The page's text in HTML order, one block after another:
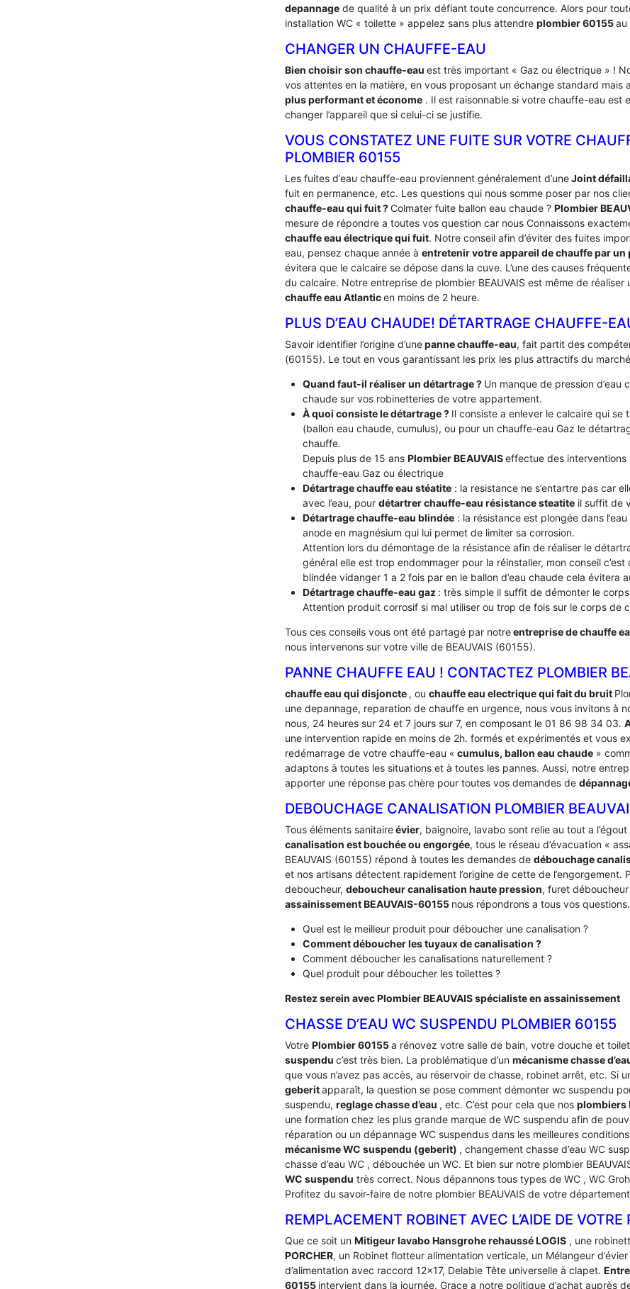
depannage de qualité à un prix défiant toute concurrence. Alors pour
installation WC « toilette » appelez sans plus attendre plombier 60155au
CHANGER UN CHAUFFE-EAU
Bien choisir son chauffe-eau est très important « Gaz ou électrique » !
vos attentes en la matière, en vous proposant un échange standard mais
plus performant et économe . Il est raisonnable si votre chauffe-eau est
changer l’appareil que si celui-ci se justifie.
VOUS CONSTATEZ UNE FUITE SUR VOTRE
PLOMBIER 60155
Les fuites d’eau chauffe-eau proviennent généralement d’uneJoint
fuit en permanence, etc. Les questions qui nous somme poser par nos
chauffe-eau qui fuit ?Colmater fuite ballon eau chaude ? Plombier
mesure de répondre a toutes vos question car nous Connaissons
chauffe eau électrique qui fuit. Notre conseil afin d’éviter des fuites
eau, pensez chaque année à entretenir votre appareil de chauffe par un
évitera que le calcaire se dépose dans la cuve. L’une des causes
du calcaire. Notre entreprise de plombier BEAUVAIS est même de réaliser
chauffe eau Atlanticen moins de 2 heure.
PLUS D’EAU CHAUDE! DÉTARTRAGE CHAUFFE-
Savoir identifier l’origine d’unepanne chauffe-eau, fait partit des
(60155). Le tout en vous garantissant les prix les plus attractifs du
Quand faut-il réaliser un détartrage ? Un manque de pression d’eau
chaude sur vos robinetteries de votre appartement.
À quoi consiste le détartrage ? Il consiste a enlever le calcaire qui
(ballon eau chaude, cumulus), ou pour un chauffe-eau Gaz le
chauffe.
Depuis plus de 15 ans Plombier BEAUVAISeffectue des
chauffe-eau Gaz ou électrique
Détartrage chauffe eau stéatite: la resistance ne s’entartre pas car
avec l’eau, pour détartrer chauffe-eau résistance steatiteil suffit de
Détartrage chauffe-eau blindée: la résistance est plongée dans
anode en magnésium qui lui permet de limiter sa corrosion.
Attention lors du démontage de la résistance afin de réaliser le
général elle est trop endommager pour la réinstaller, mon conseil
blindée vidanger 1 a 2 fois par en le ballon d’eau chaude cela évitera
Détartrage chauffe-eau gaz : très simple il suffit de démonter le
Attention produit corrosif si mal utiliser ou trop de fois sur le corps de
Tous ces conseils vous ont été partagé par notreentreprise de chauffe
nous intervenons sur votre ville de BEAUVAIS (60155).
PANNE CHAUFFE EAU ! CONTACTEZ PLOMBIER
chauffe eau qui disjoncte , ou chauffe eau electrique qui fait du bruit
une depannage, reparation de chauffe en urgence, nous vous invitons à
nous, 24 heures sur 24 et 7 jours sur 7, en composant le 01 86 98 34 03.
une intervention rapide en moins de 2h. formés et expérimentés et vous
redémarrage de votre chauffe-eau « cumulus, ballon eau chaude »
adaptons à toutes les situations et à toutes les pannes. Aussi, notre
apporter une réponse pas chère pour toutes vos demandes de
DEBOUCHAGE CANALISATION PLOMBIER
Tous éléments sanitaireévier, baignoire, lavabo sont relie au tout a
canalisation est bouchée ou engorgée, tous le réseau d’évacuation «
BEAUVAIS (60155) répond à toutes les demandes de débouchage
et nos artisans détectent rapidement l’origine de cette de l’engorgement.
deboucheur, deboucheur canalisation haute pression, furet
assainissement BEAUVAIS-60155 nous répondrons a tous vos questions.
Quel est le meilleur produit pour déboucher une canalisation ?
Comment déboucher les tuyaux de canalisation ?
Comment déboucher les canalisations naturellement ?
Quel produit pour déboucher les toilettes ?
Restez serein avec Plombier BEAUVAIS spécialiste en assainissement
CHASSE D’EAU WC SUSPENDU PLOMBIER 60155
Votre Plombier 60155a rénovez votre salle de bain, votre douche et
suspendu c’est très bien. La problématique d’un mécanisme chasse
que vous n’avez pas accès, au réservoir de chasse, robinet arrêt, etc. Si
geberitapparaît, la question se pose comment démonter wc suspendu
suspendu, reglage chasse d’eau , etc. C’est pour cela que nos plombiers
une formation chez les plus grande marque de WC suspendu afin de
réparation ou un dépannage WC suspendus dans les meilleures
mécanisme WC suspendu (geberit) , changement chasse d’eau WC
chasse d’eau WC , débouchée un WC. Et bien sur notre plombier
WC suspendu très correct. Nous dépannons tous types de WC , WC
Profitez du savoir-faire de notre plombier BEAUVAIS de votre département
REMPLACEMENT ROBINET AVEC L’AIDE DE
Que ce soit un Mitigeur lavabo Hansgrohe rehaussé LOGIS , une
PORCHER, un Robinet flotteur alimentation verticale, un Mélangeur
d’alimentation avec raccord 12×17, Delabie Tête universelle à clapet.
60155 intervient dans la journée. Grace a notre politique d’achat auprès